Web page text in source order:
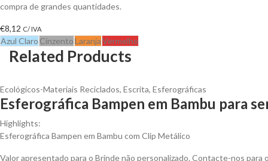
compra de grandes quantidades.
€8,12 C/ IVA
Azul Claro CinzentoLaranjaVermelho
Related Products
Ecológicos-Materiais Reciclados, Escrita, Esferográficas
Esferográfica Bampen em Bambu para
Highlights:
Esferográfica Bampen em Bambu com Clip Metálico
Valor apresentado para o Brinde não personalizado. Contacte-nos